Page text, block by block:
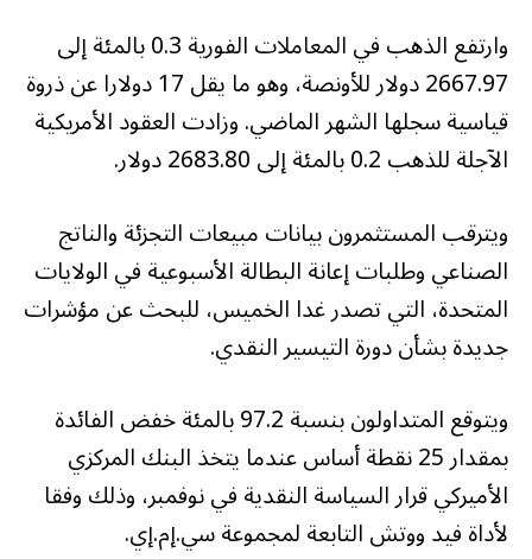
وارتفع الذهب في المعاملات الفورية 0.3 بالمئة إلى
2667.97 دولار للأونصة، وهو ما يقل 17 دولارا عن ذروة
قياسية سجلها الشهر الماضي. وزادت العقود الأمريكية
الآجلة للذهب 0.2 بالمئة إلى 2683.80 دولار.
ويترقب المستثمرون بيانات مبيعات التجزئة والناتج
الصناعي وطلبات إعانة البطالة الأسبوعية في الولايات
المتحدة، التي تصدر غدا الخميس، للبحث عن مؤشرات
جديدة بشأن دورة التيسير النقدي.
ويتوقع المتداولون بنسبة 97.2 بالمئة خفض الفائدة
بمقدار 25 نقطة أساس عندما يتخذ البنك المركزي
الأميركي قرار السياسة النقدية في نوفمبر، وذلك وفقا
لأداة فيد ووتش التابعة لمجموعة سي.إم.إي.